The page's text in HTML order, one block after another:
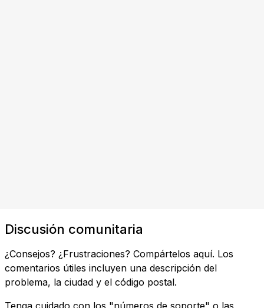
Discusión comunitaria
¿Consejos? ¿Frustraciones? Compártelos aquí. Los
comentarios útiles incluyen una descripción del
problema, la ciudad y el código postal.
Tenga cuidado con los "números de soporte" o las